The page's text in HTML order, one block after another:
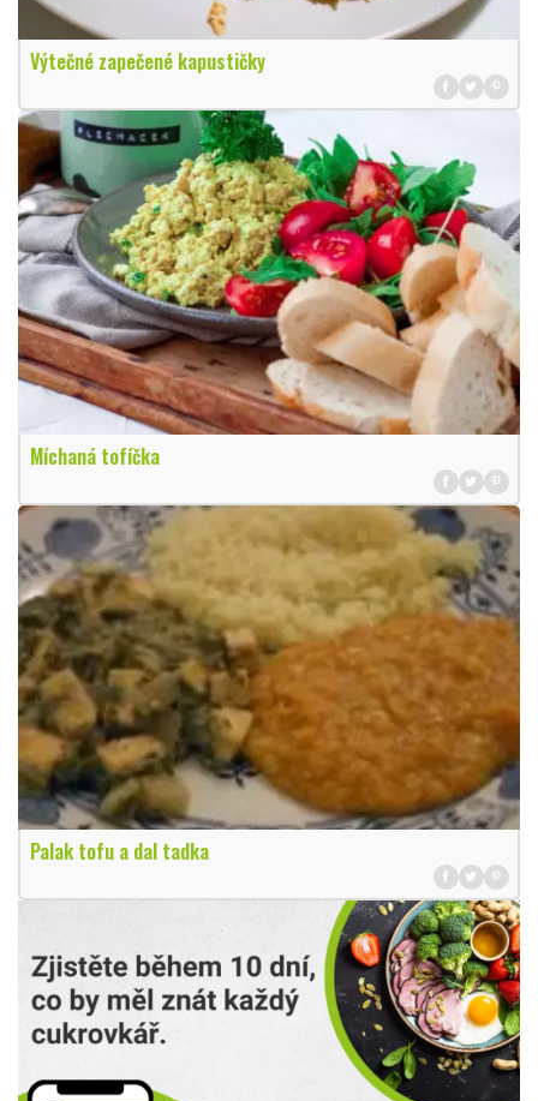
Výtečné zapečené kapustičky
Míchaná tofíčka
Palak tofu a dal tadka